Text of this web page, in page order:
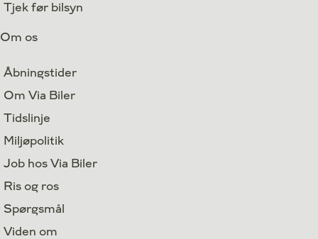
Tjek før bilsyn
Om os
Åbningstider
Om Via Biler
Tidslinje
Miljøpolitik
Job hos Via Biler
Ris og ros
Spørgsmål
Viden om